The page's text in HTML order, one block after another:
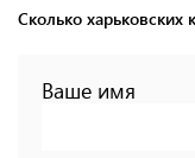
Сколько
Ваше имя